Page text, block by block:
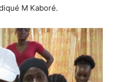
M Kaboré.